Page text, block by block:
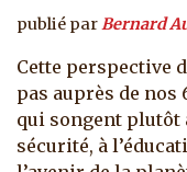
publié parBernard
Cette perspective
pas auprès de
qui songent plutôt
sécurité, à